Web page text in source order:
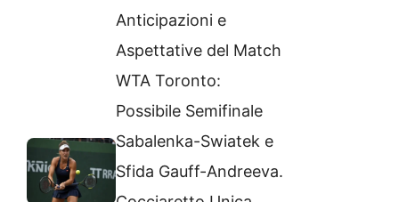
Anticipazioni e
Aspettative del Match
WTA Toronto:
Possibile Semifinale
Sabalenka-Swiatek e
Sfida Gauff-Andreeva.